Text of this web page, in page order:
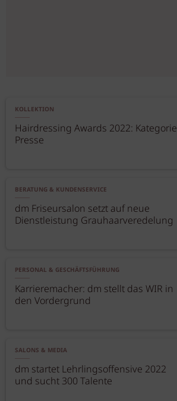
KOLLEKTION
Hairdressing Awards 2022: Kategorie
Presse
BERATUNG & KUNDENSERVICE
dm Friseursalon setzt auf neue
Dienstleistung Grauhaarveredelung
PERSONAL & GESCHÄFTSFÜHRUNG
Karrieremacher: dm stellt das WIR in
den Vordergrund
SALONS & MEDIA
dm startet Lehrlingsoffensive 2022
und sucht 300 Talente